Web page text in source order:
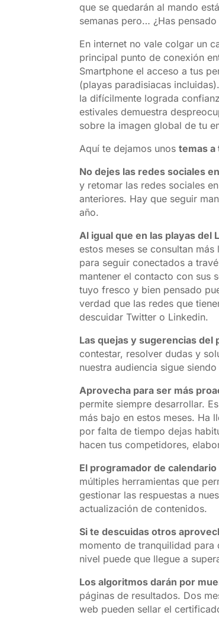
que se quedarán al mando
semanas pero… ¿Has
En internet no vale colgar un
principal punto de conexión
Smartphone el acceso a tus
(playas paradisiacas
la difícilmente lograda
estivales demuestra
sobre la imagen global de tu
Aquí te dejamos unostemas a
No dejes las redes sociales
y retomar las redes sociales
anteriores. Hay que seguir
año.
Al igual que en las playas del
estos meses se consultan
para seguir conectados a
mantener el contacto con sus
tuyo fresco y bien pensado
verdad que las redes que
descuidar Twitter o Linkedin.
Las quejas y sugerencias del
contestar, resolver dudas y
nuestra audiencia sigue
Aprovecha para ser más
permite siempre desarrollar.
más bajo en estos meses. Ha
por falta de tiempo dejas
hacen tus competidores,
El programador de
múltiples herramientas que
gestionar las respuestas a
actualización de contenidos.
Si te descuidas otros
momento de tranquilidad para
nivel puede que llegue a
Los algoritmos darán por
páginas de resultados. Dos
web pueden sellar el